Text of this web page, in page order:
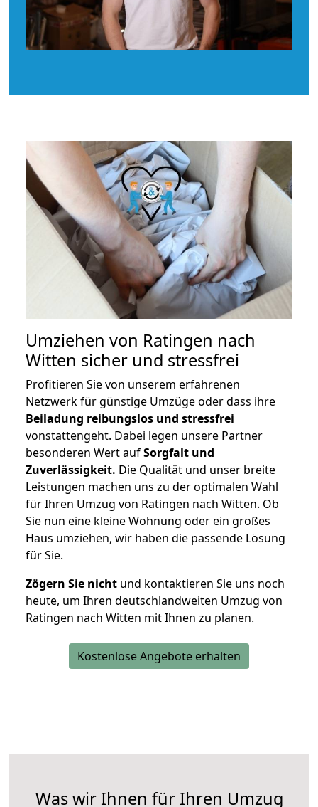
Umziehen von Ratingen nach
Witten sicher und stressfrei
Profitieren Sie von unserem erfahrenen
Netzwerk für günstige Umzüge oder dass ihre
Beiladung reibungslos und stressfrei
vonstattengeht. Dabei legen unsere Partner
besonderen Wert aufSorgfalt und
Zuverlässigkeit. Die Qualität und unser breite
Leistungen machen uns zu der optimalen Wahl
für Ihren Umzug von Ratingen nach Witten. Ob
Sie nun eine kleine Wohnung oder ein großes
Haus umziehen, wir haben die passende Lösung
für Sie.
Zögern Sie nicht und kontaktieren Sie uns noch
heute, um Ihren deutschlandweiten Umzug von
Ratingen nach Witten mit Ihnen zu planen.
Kostenlose Angebote erhalten
Was wir Ihnen für Ihren Umzug